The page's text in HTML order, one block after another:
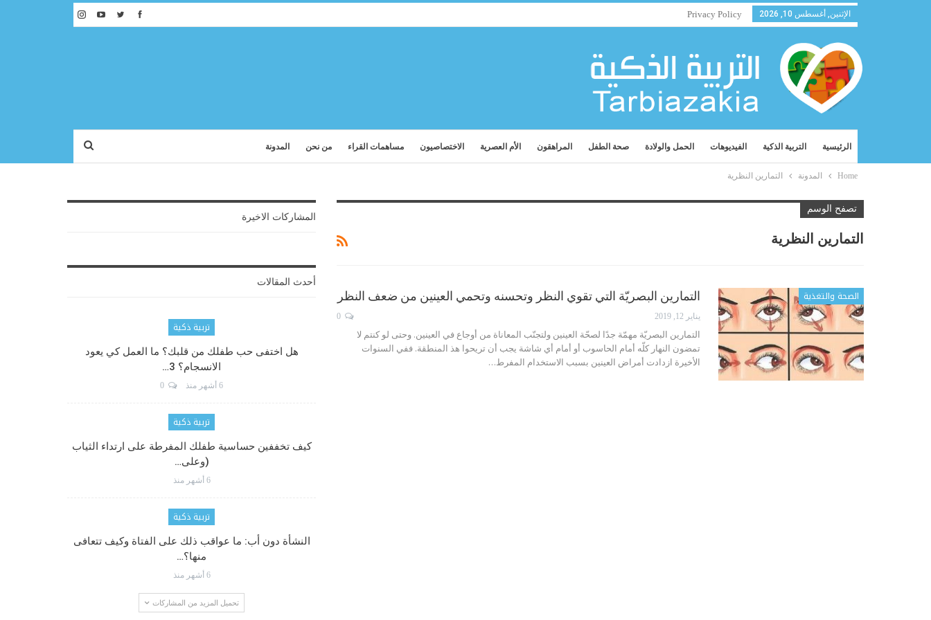
الإثنين, أغسطس 10, 2026 Privacy Policy
الرئيسية التربية الذكية الفيديوهات الحمل والولادة صحة الطفل المراهقون الأم العصرية الاختصاصيون مساهمات القراء من نحن المدونة
Home المدونة التمارين النظرية
تصفح الوسم
التمارين النظرية
الصحة والتغذية التمارين البصريّة التي تقوي النظر وتحسنه وتحمي العينين من ضعف النظر
يناير 12, 2019
التمارين البصريّة مهمّة جدًا لصحّة العينين ولتجنّب المعاناة من أوجاع في العينين. وحتى لو كنتم لا
تمضون النهار كلّه أمام الحاسوب أو أمام أي شاشة يجب أن تريحوا هذ المنطقة. ففي السنوات
الأخيرة ازدادت أمراض العينين بسبب الاستخدام المفرط…
المشاركات الاخيرة
أحدث المقالات
تربية ذكية
هل اختفى حب طفلك من قلبك؟ ما العمل كي يعود
الانسجام؟ 3…
6 أشهر منذ
تربية ذكية
كيف تخففين حساسية طفلك المفرطة على ارتداء الثياب
(وعلى…
6 أشهر منذ
تربية ذكية
النشأة دون أب: ما عواقب ذلك على الفتاة وكيف تتعافى
منها؟…
6 أشهر منذ
تحميل المزيد من المشاركات